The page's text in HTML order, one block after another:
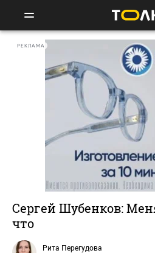
РЕКЛАМА
Сергей Шубенков:
что
Рита Перегудова